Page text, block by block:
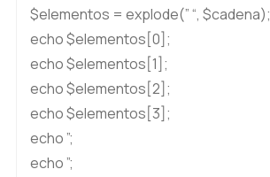
$elementos = explode(” “, $cadena);
echo $elementos[0];
echo $elementos[1];
echo $elementos[2];
echo $elementos[3];
echo ”;
echo ”;